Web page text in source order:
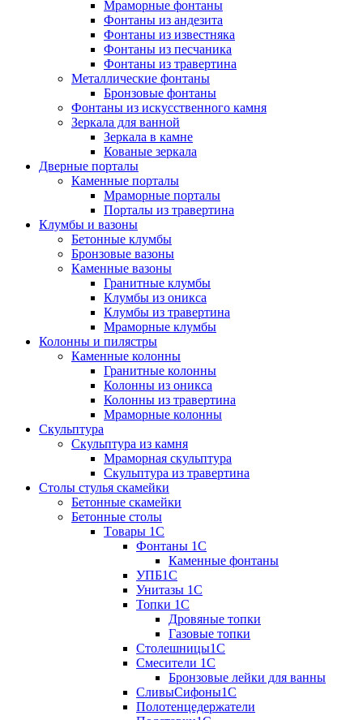
Мраморные фонтаны
Фонтаны из андезита
Фонтаны из известняка
Фонтаны из песчаника
Фонтаны из травертина
Металлические фонтаны
Бронзовые фонтаны
Фонтаны из искусственного камня
Зеркала для ванной
Зеркала в камне
Кованые зеркала
Дверные порталы
Каменные порталы
Мраморные порталы
Порталы из травертина
Клумбы и вазоны
Бетонные клумбы
Бронзовые вазоны
Каменные вазоны
Гранитные клумбы
Клумбы из оникса
Клумбы из травертина
Мраморные клумбы
Колонны и пилястры
Каменные колонны
Гранитные колонны
Колонны из оникса
Колонны из травертина
Мраморные колонны
Скульптура
Скульптура из камня
Мраморная скульптура
Скульптура из травертина
Столы стулья скамейки
Бетонные скамейки
Бетонные столы
Tовары 1C
Фонтаны 1C
Каменные фонтаны
УПБ1С
Унитазы 1С
Топки 1С
Дровяные топки
Газовые топки
Столешницы1С
Смесители 1С
Бронзовые лейки для ванны
СливыСифоны1С
Полотенцедержатели